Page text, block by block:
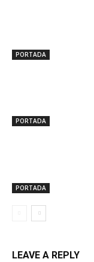
PORTADA
PORTADA
PORTADA
LEAVE A REPLY